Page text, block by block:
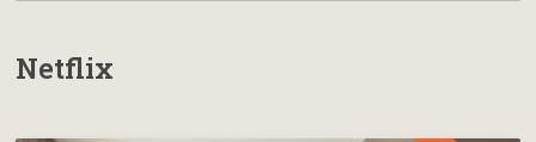
Netflix